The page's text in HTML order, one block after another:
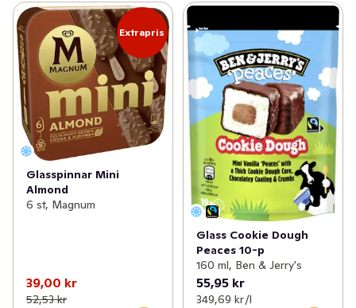
Extrapris
Glasspinnar Mini
Almond
6 st, Magnum
39,00 kr
52,53 kr
Glass Cookie Dough
Peaces 10-p
160 ml, Ben & Jerry's
55,95 kr
349,69 kr /l